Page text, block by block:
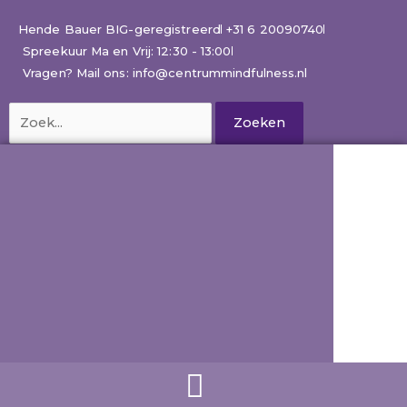
naar
inhoud
Hende Bauer BIG-geregistreerd +31 6 20090740
Spreekuur Ma en Vrij: 12:30 - 13:00
Vragen? Mail ons: info@centrummindfulness.nl
naar: